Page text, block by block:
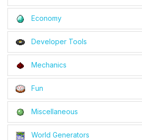
Economy
Developer Tools
Mechanics
Fun
Miscellaneous
World Generators